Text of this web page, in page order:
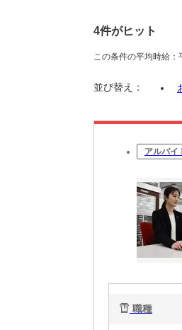
4件がヒット
この条件の平均時給：
並び替え：
アルバイ
職種